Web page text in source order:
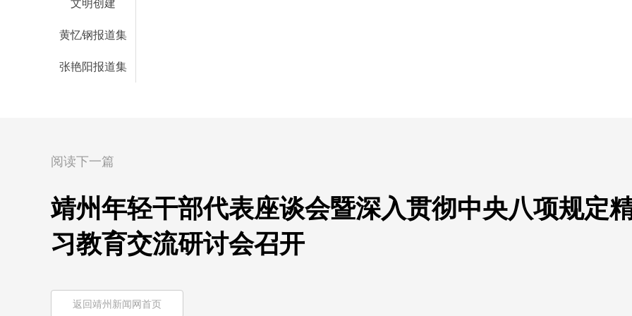
文明创建
黄忆钢报道集
张艳阳报道集
阅读下一篇
靖州年轻干部代表座谈会暨深入贯彻中央八项规定
习教育交流研讨会召开
返回靖州新闻网首页